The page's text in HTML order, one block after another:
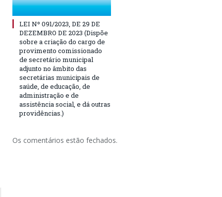
LEI Nº 091/2023, DE 29 DE
DEZEMBRO DE 2023 (Dispõe
sobre a criação do cargo de
provimento comissionado
de secretário municipal
adjunto no âmbito das
secretárias municipais de
saúde, de educação, de
administração e de
assistência social, e dá outras
providências.)
Os comentários estão fechados.